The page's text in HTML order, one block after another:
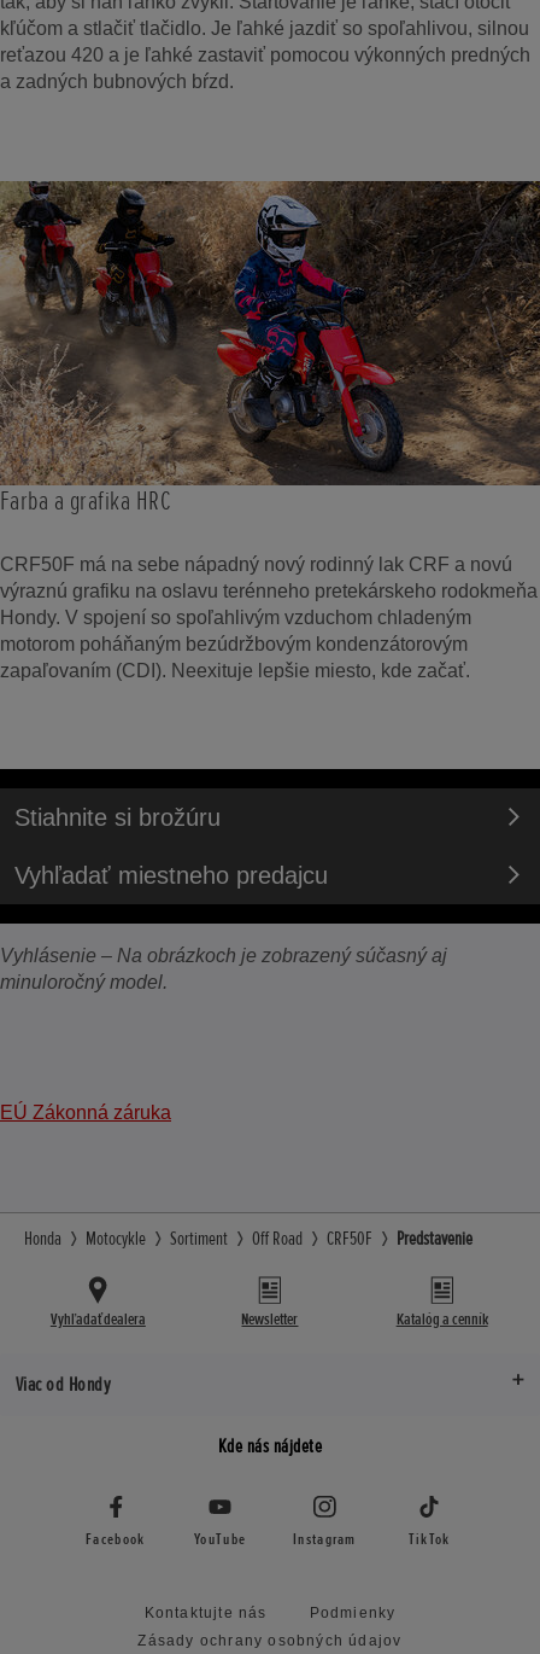
kľúčom a stlačiť tlačidlo. Je ľahké jazdiť so spoľahlivou, silnou
reťazou 420 a je ľahké zastaviť pomocou výkonných predných
a zadných bubnových bŕzd.
Farba a grafika HRC
CRF50F má na sebe nápadný nový rodinný lak CRF a novú
výraznú grafiku na oslavu terénneho pretekárskeho rodokmeňa
Hondy. V spojení so spoľahlivým vzduchom chladeným
motorom poháňaným bezúdržbovým kondenzátorovým
zapaľovaním (CDI). Neexituje lepšie miesto, kde začať.
Stiahnite si brožúru
Vyhľadať miestneho predajcu
Vyhlásenie – Na obrázkoch je zobrazený súčasný aj
minuloročný model.
EÚ Zákonná záruka
Honda Motocykle Sortiment Off Road CRF50F Predstavenie
Vyhľadať dealera Newsletter Katalóg a cenník
Viac od Hondy
Kde nás nájdete
Facebook YouTube Instagram TikTok
Kontaktujte nás
Podmienky
Zásady ochrany osobných údajov